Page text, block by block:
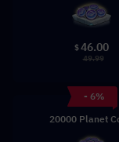
$46.00
49.99
- 6%
20000 Planet